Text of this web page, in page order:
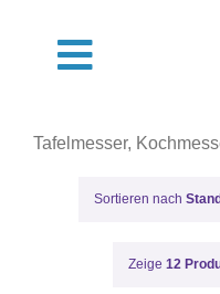
springenToggle
Shop
Über
Tafelmesser,
Sortieren nach
Zeige 12